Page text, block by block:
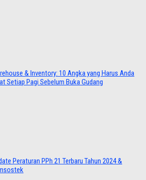
& Inventory: 10 Angka yang Harus Anda
Setiap Pagi Sebelum Buka Gudang
Peraturan PPh 21 Terbaru Tahun 2024 &